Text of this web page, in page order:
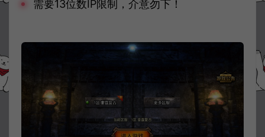
需要13位数IP限制，介意勿下！